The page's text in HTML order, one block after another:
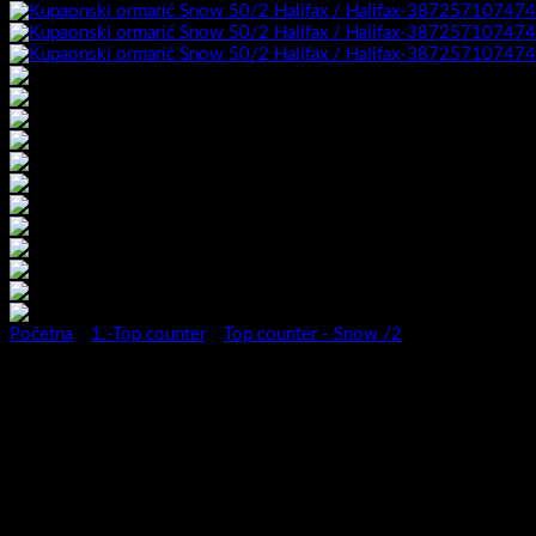
Početna 1.-Top counter Top counter - Snow /2